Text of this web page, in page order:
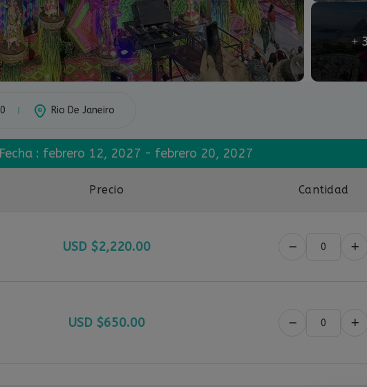
Rio De Janeiro
: febrero 12, 2027 - febrero 20, 2027
Precio Cantidad
USD $2,220.00
USD $650.00